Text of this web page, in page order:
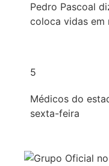
Pedro Pascoal
coloca vidas em
5
Médicos do
sexta-feira